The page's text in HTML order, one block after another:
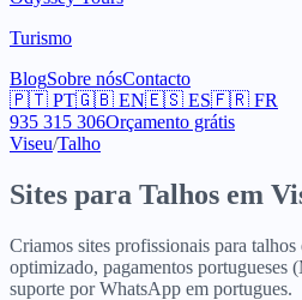
Turismo
BlogSobre nósContacto
🇵🇹 PT🇬🇧 EN🇪🇸 ES🇫🇷 FR
935 315 306Orçamento grátis
Viseu/Talho
Sites para Talhos em
Criamos sites profissionais para talhos
optimizado, pagamentos
suporte por WhatsApp em portugues.